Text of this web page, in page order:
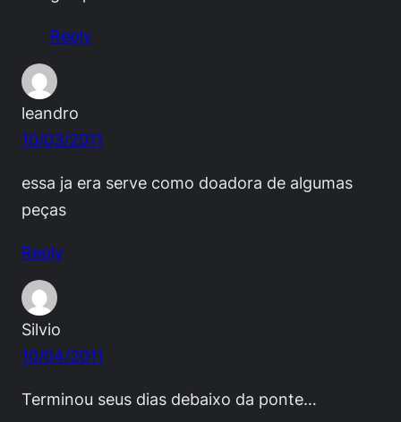
Reply
leandro
10/03/2011
essa ja era serve como doadora de algumas
peças
Reply
Silvio
10/04/2011
Terminou seus dias debaixo da ponte…